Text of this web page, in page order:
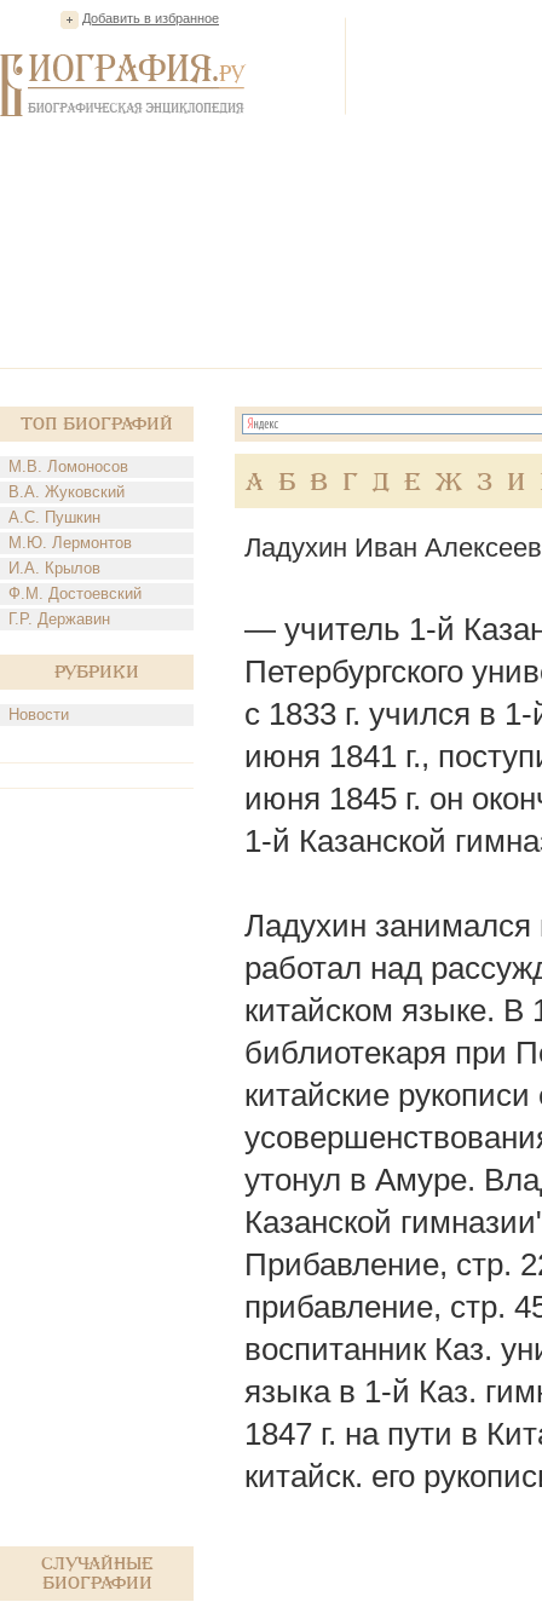
Добавить в избранное
Топ Биографий
М.В. Ломоносов
В.А. Жуковский
А.С. Пушкин
М.Ю. Лермонтов
И.А. Крылов
Ф.М. Достоевский
Г.Р. Державин
Рубрики
Новости
Случайные
биографии
А Б В Г Д Е Ж З И
Ладухин Иван
— учитель 1-й
Петербургского
с 1833 г. учился в
июня 1841 г.,
июня 1845 г. он
1-й Казанской
Ладухин занимался
работал над
китайском языке. В
библиотекаря при
китайские
утонул в Амуре.
Казанской
Прибавление, стр.
прибавление, стр.
воспитанник Каз.
языка в 1-й Каз.
1847 г. на пути в
китайск. его